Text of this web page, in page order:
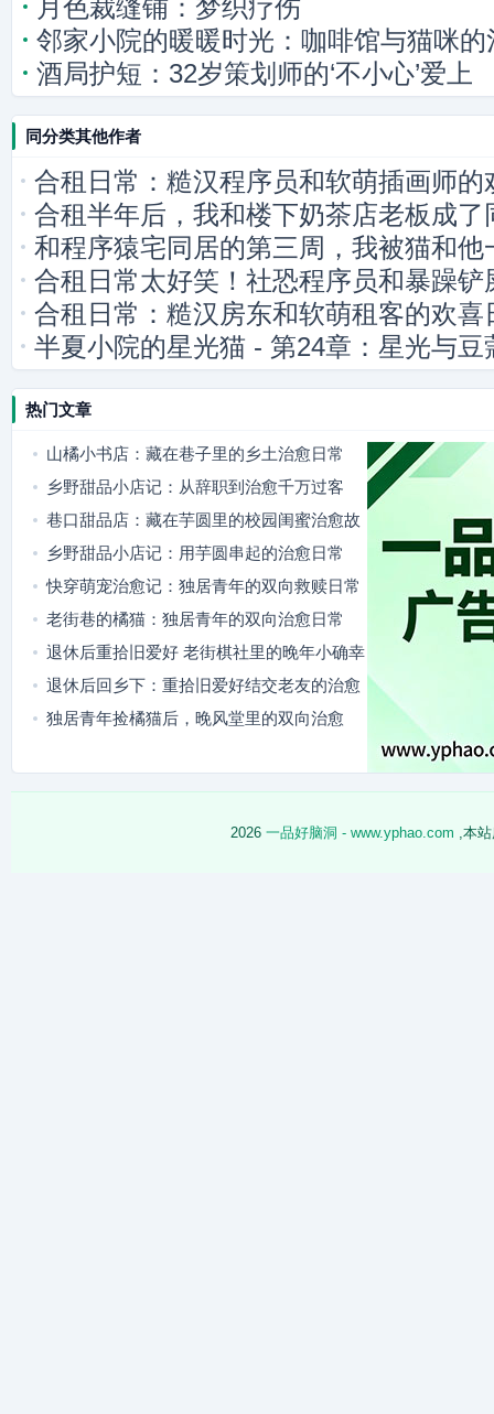
月色裁缝铺：梦织疗伤
邻家小院的暖暖时光：咖啡馆与猫咪的
酒局护短：32岁策划师的‘不小心’爱上
同分类其他作者
合租日常：糙汉程序员和软萌插画师的
合租半年后，我和楼下奶茶店老板成了
和程序猿宅同居的第三周，我被猫和他
合租日常太好笑！社恐程序员和暴躁铲
合租日常：糙汉房东和软萌租客的欢喜
半夏小院的星光猫 - 第24章：星光与豆
热门文章
山橘小书店：藏在巷子里的乡土治愈日常
乡野甜品小店记：从辞职到治愈千万过客
巷口甜品店：藏在芋圆里的校园闺蜜治愈故
事
乡野甜品小店记：用芋圆串起的治愈日常
快穿萌宠治愈记：独居青年的双向救赎日常
老街巷的橘猫：独居青年的双向治愈日常
退休后重拾旧爱好 老街棋社里的晚年小确幸
退休后回乡下：重拾旧爱好结交老友的治愈
日常
独居青年捡橘猫后，晚风堂里的双向治愈
2026 一品好脑洞 - www.yphao.com ,本